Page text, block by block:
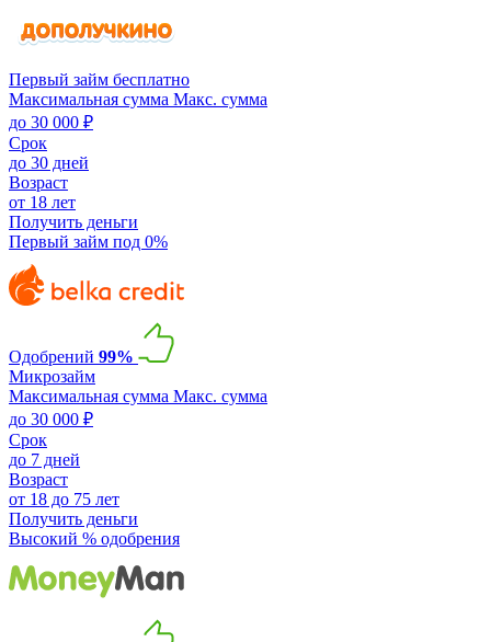
Первый займ бесплатно
Максимальная сумма Макс. сумма
до 30 000 ₽
Срок
до 30 дней
Возраст
от 18 лет
Получить деньги
Первый займ под 0%
Одобрений 99%
Микрозайм
Максимальная сумма Макс. сумма
до 30 000 ₽
Срок
до 7 дней
Возраст
от 18 до 75 лет
Получить деньги
Высокий % одобрения